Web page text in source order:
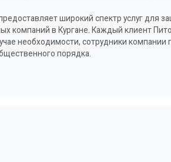
широкий спектр услуг для
компаний в Кургане. Каждый клиент
необходимости, сотрудники компании
порядка.